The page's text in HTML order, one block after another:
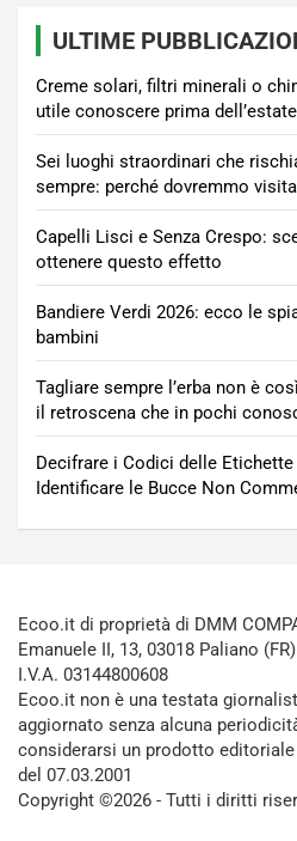
ULTIME
Creme solari, filtri minerali o
utile conoscere prima dell’estate
Sei luoghi straordinari che
sempre: perché dovremmo
Capelli Lisci e Senza Crespo:
ottenere questo effetto
Bandiere Verdi 2026: ecco le
bambini
Tagliare sempre l’erba non è
il retroscena che in pochi
Decifrare i Codici delle
Identificare le Bucce Non
Ecoo.it di proprietà di DMM
Emanuele II, 13, 03018 Paliano
I.V.A. 03144800608
Ecoo.it non è una testata
aggiornato senza alcuna
considerarsi un prodotto
del 07.03.2001
Copyright ©2026 - Tutti i diritti